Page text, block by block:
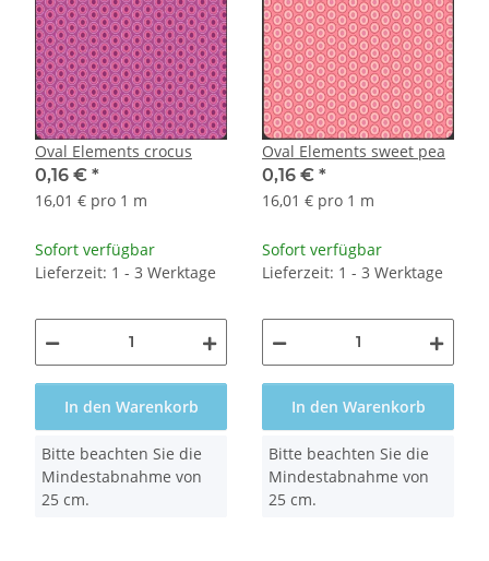
Oval Elements crocus
0,16 € *
16,01 € pro 1 m
Sofort verfügbar
Lieferzeit: 1 - 3 Werktage
In den Warenkorb
x
Bitte beachten Sie die
Mindestabnahme von
25 cm.
Oval Elements sweet pea
0,16 € *
16,01 € pro 1 m
Sofort verfügbar
Lieferzeit: 1 - 3 Werktage
In den Warenkorb
x
Bitte beachten Sie die
Mindestabnahme von
25 cm.